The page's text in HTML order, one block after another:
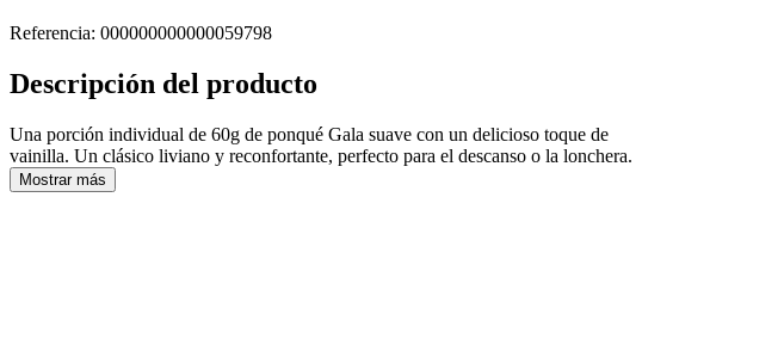
Referencia: 000000000000059798
Descripción del producto
Una porción individual de 60g de ponqué Gala suave con un delicioso toque de
vainilla. Un clásico liviano y reconfortante, perfecto para el descanso o la lonchera.
Mostrar más